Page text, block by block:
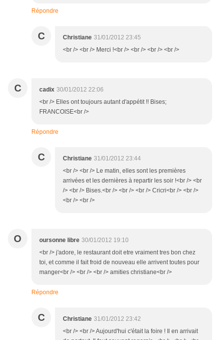
Répondre
C Christiane 31/01/2012 23:45
<br /> <br /> Merci !<br /> <br /> <br /> <br />
C cadix 30/01/2012 22:06
<br /> Elles ont toujours autant d'appétit !! Bises;
FRANCOISE<br />
Répondre
C Christiane 31/01/2012 23:44
<br /> <br /> Le matin, elles sont les premières
arrivées et les dernières à repartir les soir !<br /> <br
/> <br /> Bises.<br /> <br /> <br /> Cricri<br /> <br />
<br /> <br />
O oursonne libre 30/01/2012 19:10
<br /> j'adore, le restaurant doit etre vraiment tres bon chez
toi, et comme il fait froid de nouveau elle arrivent toutes pour
manger<br /> <br /> <br /> amities christiane<br />
Répondre
C Christiane 31/01/2012 23:42
<br /> <br /> Aujourd'hui c'était la foire ! Il en arrivait